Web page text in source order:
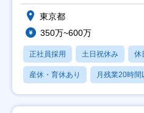
東京都
350万~600万
正社員採用 土日祝休み 休
産休・育休あり 月残業20時間